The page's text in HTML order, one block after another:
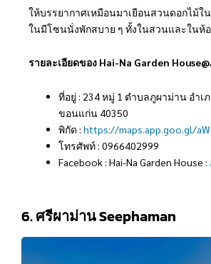
ให้บรรยากาศเหมือนมาเยือนสวนดอกไม้ใ
ในมีโซนนั่งพักสบาย ๆ ทั้งในสวนและในห้
รายละเอียดของ Hai-Na Garden
ที่อยู่ : 234 หมู่ 1 ตำบลภูผาม่าน อำเ
ขอนแก่น 40350
พิกัด : https://maps.app.goo.gl/
โทรศัพท์ : 0966402999
Facebook : Hai-Na Garden House :
6. ศรีผาม่าน Seephaman